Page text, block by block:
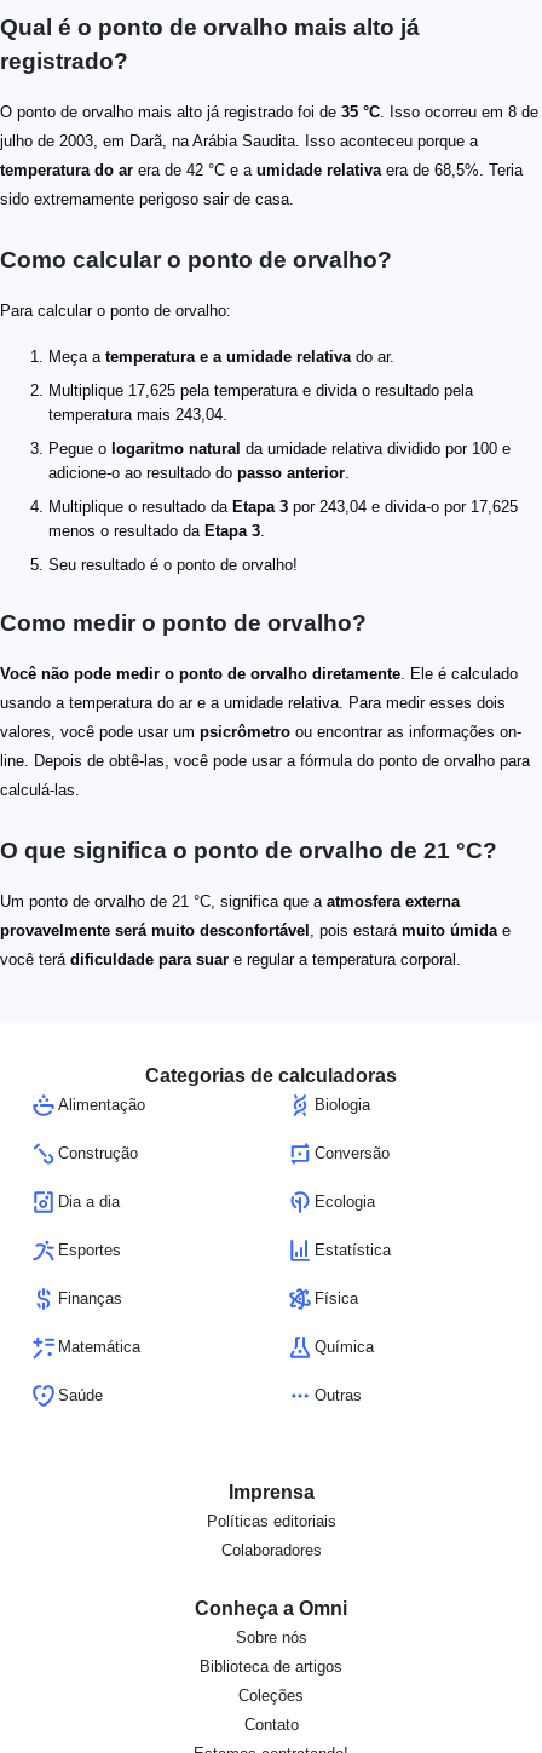
Qual é o ponto de orvalho mais alto já
registrado?
O ponto de orvalho mais alto já registrado foi de 35 °C . Isso ocorreu em 8 de
julho de 2003, em Darã, na Arábia Saudita. Isso aconteceu porque a
temperatura do ar era de 42 °C e a umidade relativa era de 68,5%. Teria
sido extremamente perigoso sair de casa.
Como calcular o ponto de orvalho?
Para calcular o ponto de orvalho:
Meça a temperatura e a umidade relativa do ar.
Multiplique 17,625 pela temperatura e divida o resultado pela
temperatura mais 243,04.
Pegue o logaritmo natural da umidade relativa dividido por 100 e
adicione-o ao resultado do passo anterior
Multiplique o resultado da Etapa 3 por 243,04 e divida-o por 17,625
menos o resultado da Etapa 3
Seu resultado é o ponto de orvalho!
Como medir o ponto de orvalho?
Você não pode medir o ponto de orvalho diretamente . Ele é calculado
usando a temperatura do ar e a umidade relativa. Para medir esses dois
valores, você pode usar um psicrômetro ou encontrar as informações on-
line. Depois de obtê-las, você pode usar a fórmula do ponto de orvalho para
calculá-las.
O que significa o ponto de orvalho de 21 °C?
Um ponto de orvalho de 21 °C, significa que a atmosfera externa
provavelmente será muito desconfortável , pois estará muito úmida e
você terá dificuldade para suar e regular a temperatura corporal.
Categorias de calculadoras
Alimentação Biologia
Construção Conversão
Dia a dia Ecologia
Esportes Estatística
Finanças Física
Matemática Química
Saúde Outras
Imprensa
Políticas editoriais
Colaboradores
Conheça a Omni
Sobre nós
Biblioteca de artigos
Coleções
Contato